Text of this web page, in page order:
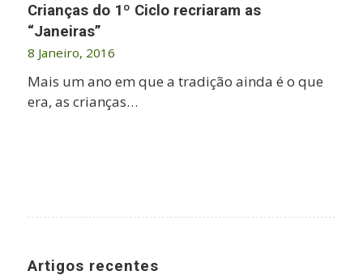
Crianças do 1º Ciclo recriaram as
“Janeiras”
8 Janeiro, 2016
Mais um ano em que a tradição ainda é o que
era, as crianças…
Artigos recentes